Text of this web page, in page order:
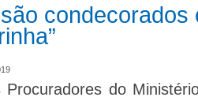
condecorados
Procuradores do